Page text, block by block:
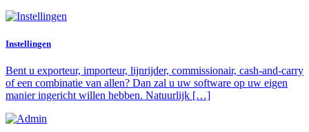
Instellingen
Bent u exporteur, importeur, lijnrijder, commissionair, cash-and-carry
of een combinatie van allen? Dan zal u uw software op uw eigen
manier ingericht willen hebben. Natuurlijk […]